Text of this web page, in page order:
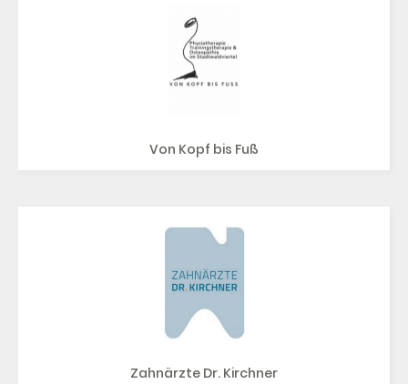
Von Kopf bis Fuß
Zahnärzte Dr. Kirchner